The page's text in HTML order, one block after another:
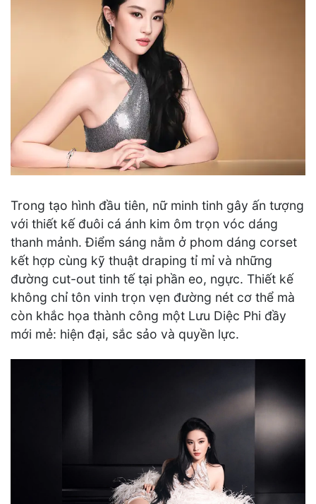
Trong tạo hình đầu tiên, nữ minh tinh gây ấn tượng
với thiết kế đuôi cá ánh kim ôm trọn vóc dáng
thanh mảnh. Điểm sáng nằm ở phom dáng corset
kết hợp cùng kỹ thuật draping tỉ mỉ và những
đường cut-out tinh tế tại phần eo, ngực. Thiết kế
không chỉ tôn vinh trọn vẹn đường nét cơ thể mà
còn khắc họa thành công một Lưu Diệc Phi đầy
mới mẻ: hiện đại, sắc sảo và quyền lực.